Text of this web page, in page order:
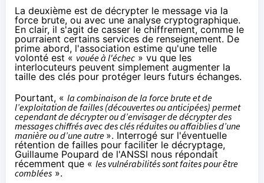
La deuxième est de décrypter le message via la
force brute, ou avec une analyse cryptographique.
En clair, il s'agit de casser le chiffrement, comme le
pourraient certains services de renseignement. De
prime abord, l'association estime qu'une telle
volonté est « vouée à l'échec » vu que les
interlocuteurs peuvent simplement augmenter la
taille des clés pour protéger leurs futurs échanges.
Pourtant, « la combinaison de la force brute et de
l’exploitation de failles (découvertes ou anticipées) permet
cependant de décrypter ou d’envisager de décrypter des
messages chiffrés avec des clés réduites ou affaiblies d’une
manière ou d’une autre ». Interrogé sur l'éventuelle
rétention de failles pour faciliter le décryptage,
Guillaume Poupard de l'ANSSI nous répondait
récemment que « les vulnérabilités sont faites pour être
comblées ».